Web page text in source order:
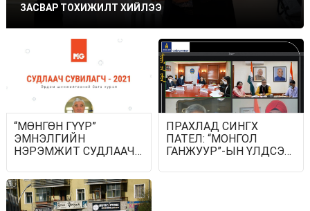
ЗАСВАР ТОХИЖИЛТ ХИЙЛЭЭ
“МӨНГӨН ГҮҮР”
ЭМНЭЛГИЙН
НЭРЭМЖИТ СУДЛААЧ
ЭРДЭМ
ШИНЖИЛГЭЭНИЙ
ЭЭЛЖИТ БАГА ХУРЛЫГ
ПРАХЛАД СИНГХ
ПАТЕЛ: “МОНГОЛ
ГАНЖУУР”-ЫН ҮЛДСЭН
ЭЦЭС ГЭХЭД МОНГОЛ